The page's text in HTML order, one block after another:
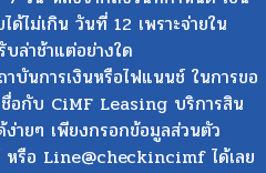
ไม่เกิน วันที่ 12 เพราะจ่ายใน
บล่าช้าแต่อย่างใด
นการเงินหรือไฟแนนช์ ในการขอ
อกับ CiMF Leasing บริการสิน
ายๆ เพียงกรอกข้อมูลส่วนตัว
หรือ Line@checkincimf ได้เลย